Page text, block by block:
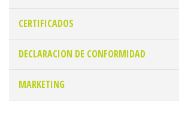
CERTIFICADOS
DECLARACION DE CONFORMIDAD
MARKETING